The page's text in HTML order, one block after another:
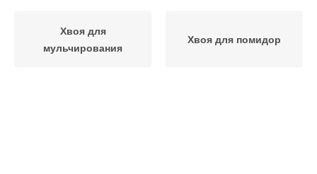
Хвоя для
мульчирования
Хвоя для помидор